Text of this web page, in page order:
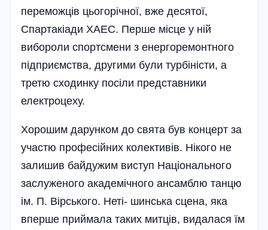
переможців цьогорічної, вже десятої,
Спартакіади ХАЕС. Перше місце у ній
вибороли спортсмени з енергоремонтного
підприємства, другими були турбіністи, а
третю сходинку посіли представники
електроцеху.
Хорошим дарунком до свята був концерт за
участю професійних колективів. Нікого не
залишив байдужим виступ Національного
заслуженого академічного ансамблю танцю
ім. П. Вір­ського. Неті- ши­н­ська сцена, яка
вперше приймала таких митців, видалася їм